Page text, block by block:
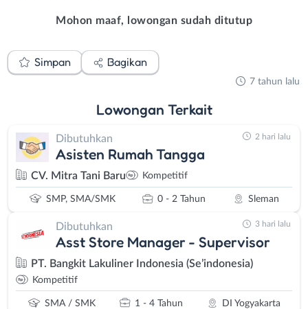
Mohon maaf, lowongan sudah ditutup
Simpan Bagikan
7 tahun lalu
Lowongan Terkait
Dibutuhkan
Asisten Rumah Tangga
CV. Mitra Tani Baru Kompetitif
SMP, SMA/SMK 0 - 2 Tahun Sleman
2 hari lalu
Dibutuhkan
Asst Store Manager - Supervisor
PT. Bangkit Lakuliner Indonesia (Se’indonesia)
Kompetitif
SMA / SMK 1 - 4 Tahun DI Yogyakarta
3 hari lalu